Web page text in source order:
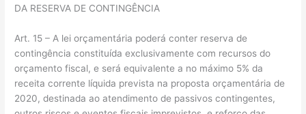
DA RESERVA DE CONTINGÊNCIA
Art. 15 – A lei orçamentária poderá conter reserva de
contingência constituída exclusivamente com recursos do
orçamento fiscal, e será equivalente a no máximo 5% da
receita corrente líquida prevista na proposta orçamentária de
2020, destinada ao atendimento de passivos contingentes,